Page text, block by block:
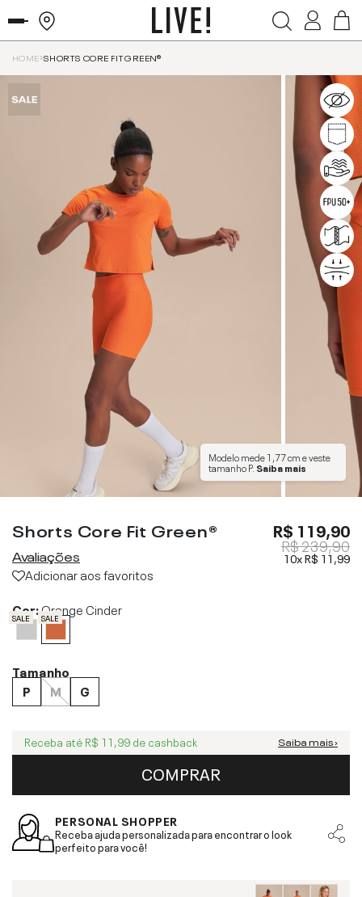
HOME SHORTS CORE FIT GREEN®
Modelo mede1,77 cme veste
tamanhoP. Saiba mais
Shorts Core Fit Green®
Avaliações
Adicionar aos favoritos
R$ 119,90
R$ 239,90
10xR$ 11,99
Cor:Orange Cinder
SALE SALE
Tamanho
P
M G
Receba até R$ 11,99 de cashback Saiba mais ›
COMPRAR
PERSONAL SHOPPER
Receba ajuda personalizada para encontrar o look
perfeito para você!